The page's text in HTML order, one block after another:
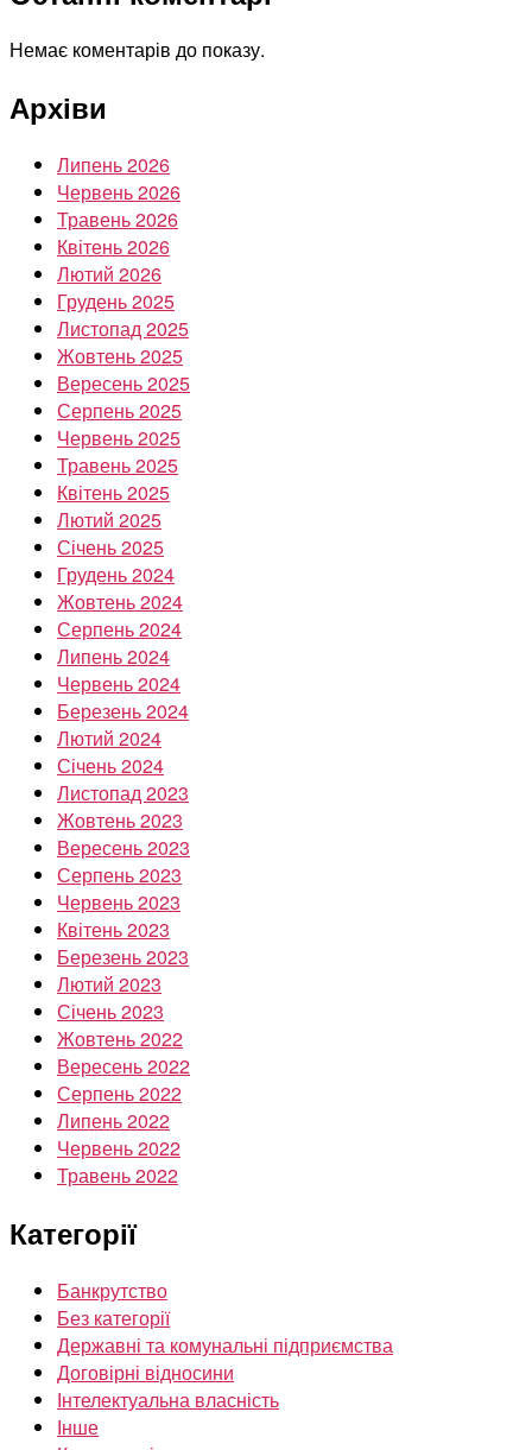
Немає коментарів до показу.
Архіви
Липень 2026
Червень 2026
Травень 2026
Квітень 2026
Лютий 2026
Грудень 2025
Листопад 2025
Жовтень 2025
Вересень 2025
Серпень 2025
Червень 2025
Травень 2025
Квітень 2025
Лютий 2025
Січень 2025
Грудень 2024
Жовтень 2024
Серпень 2024
Липень 2024
Червень 2024
Березень 2024
Лютий 2024
Січень 2024
Листопад 2023
Жовтень 2023
Вересень 2023
Серпень 2023
Червень 2023
Квітень 2023
Березень 2023
Лютий 2023
Січень 2023
Жовтень 2022
Вересень 2022
Серпень 2022
Липень 2022
Червень 2022
Травень 2022
Категорії
Банкрутство
Без категорії
Державні та комунальні підприємства
Договірні відносини
Інтелектуальна власність
Інше